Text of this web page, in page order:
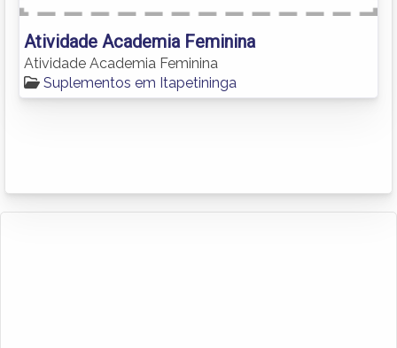
Atividade Academia Feminina
Atividade Academia Feminina
Suplementos em Itapetininga